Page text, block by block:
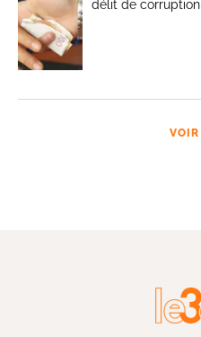
délit de
VOIR